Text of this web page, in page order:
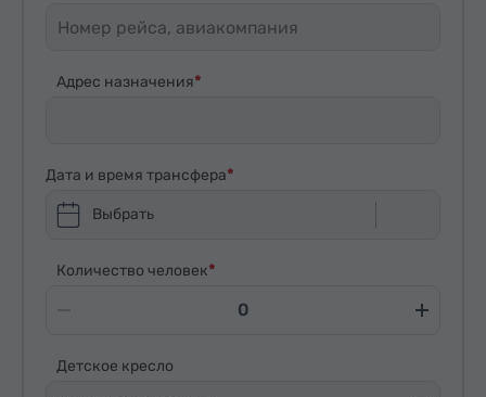
Адрес назначения
Дата и время трансфера
Выбрать
Количество человек
Детское кресло